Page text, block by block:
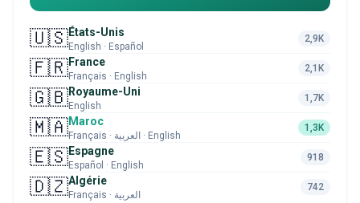
🇺🇸États-Unis
English · Español
2,9K
🇫🇷France
Français · English
2,1K
🇬🇧Royaume-Uni
English
1,7K
🇲🇦Maroc
Français · العربية · English
1,3K
🇪🇸Espagne
Español · English
918
🇩🇿Algérie
Français · العربية
742